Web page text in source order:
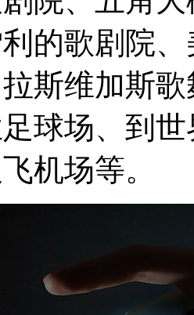
的歌剧院
斯维加斯
球场、到
机场等。